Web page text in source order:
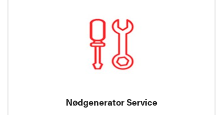
Nødgenerator Service